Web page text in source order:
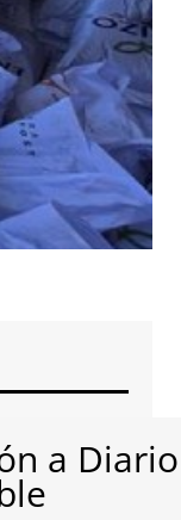
a Diario